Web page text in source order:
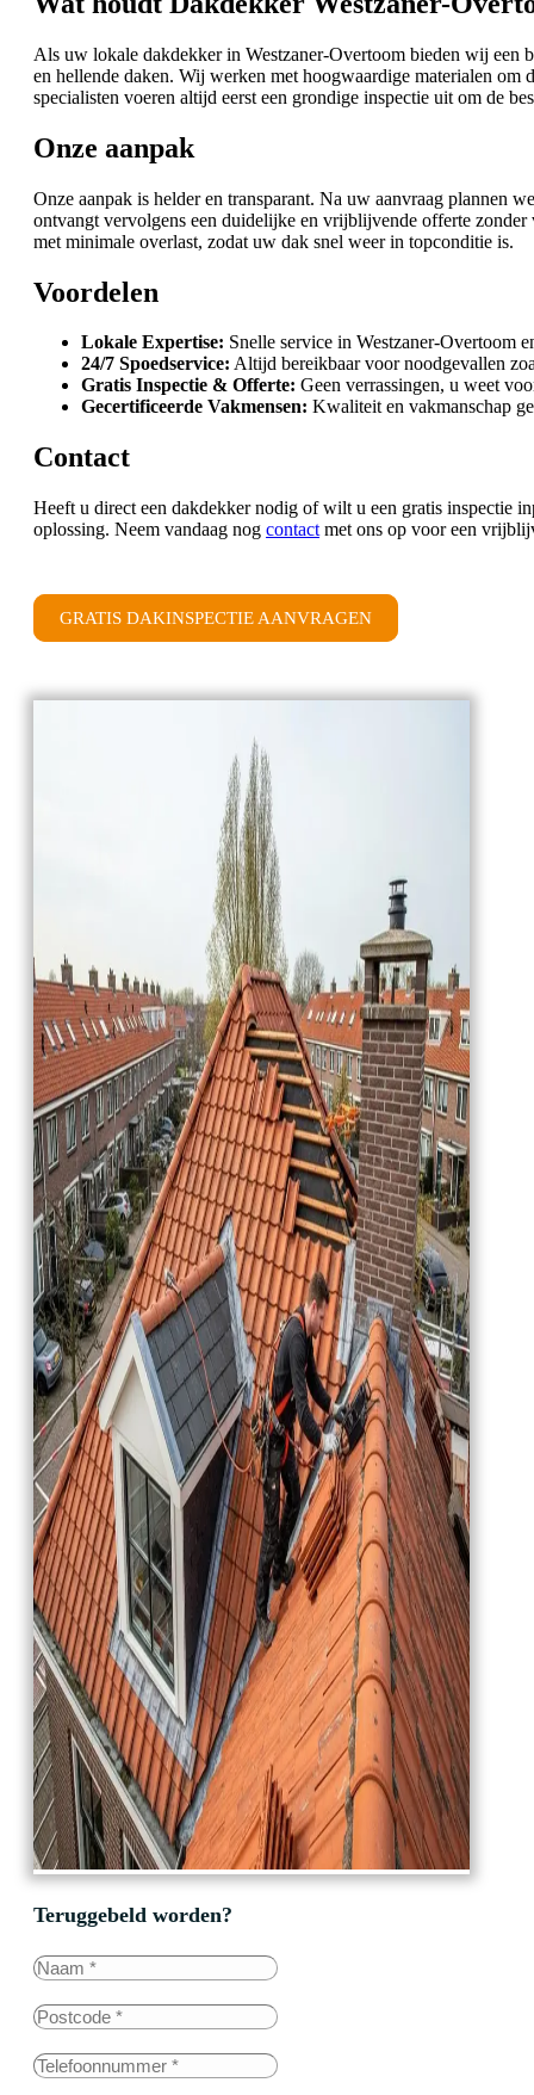
Als uw lokale dakdekker in Westzaner-Overtoom bieden wij een
en hellende daken. Wij werken met hoogwaardige materialen
specialisten voeren altijd eerst een grondige inspectie uit om de
Onze aanpak
Onze aanpak is helder en transparant. Na uw aanvraag plannen
ontvangt vervolgens een duidelijke en vrijblijvende offerte
met minimale overlast, zodat uw dak snel weer in topconditie is.
Voordelen
Lokale Expertise: Snelle service in Westzaner-Overtoom
24/7 Spoedservice: Altijd bereikbaar voor noodgevallen
Gratis Inspectie & Offerte: Geen verrassingen, u weet
Gecertificeerde Vakmensen: Kwaliteit en vakmanschap
Contact
Heeft u direct een dakdekker nodig of wilt u een gratis inspectie
oplossing. Neem vandaag nog contact met ons op voor een
GRATIS DAKINSPECTIE AANVRAGEN
Teruggebeld worden?